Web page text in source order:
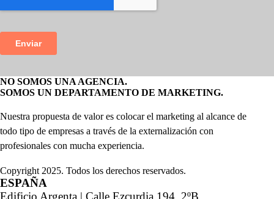
NO SOMOS UNA AGENCIA.
SOMOS UN DEPARTAMENTO DE MARKETING.
Nuestra propuesta de valor es colocar el marketing al alcance de
todo tipo de empresas a través de la externalización con
profesionales con mucha experiencia.
Copyright 2025. Todos los derechos reservados.
ESPAÑA
Edificio Argenta | Calle Ezcurdia 194, 2ºB